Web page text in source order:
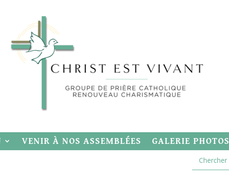
VENIR À NOS ASSEMBLÉES GALERIE PHOTOS